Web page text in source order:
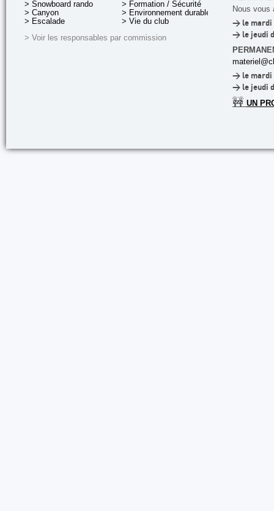
> Snowboard rando
> Canyon
> Escalade
> Formation / Sécurité
> Environnement durable
> Vie du club
> Voir les responsables par commission
Nous vous
> le mardi
> le jeudi
> le mardi
> le jeudi
🚧 UN